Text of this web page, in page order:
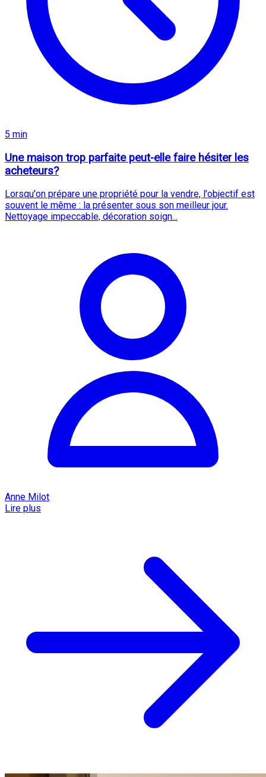
5 min
Une maison trop parfaite peut-elle faire hésiter les
acheteurs?
Lorsqu'on prépare une propriété pour la vendre, l'objectif est
souvent le même : la présenter sous son meilleur jour.
Nettoyage impeccable, décoration soign...
Anne Milot
Lire plus